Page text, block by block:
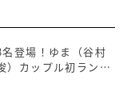
登場！ゆま（谷村
）カップル初ランウ
ずおか 2026＞